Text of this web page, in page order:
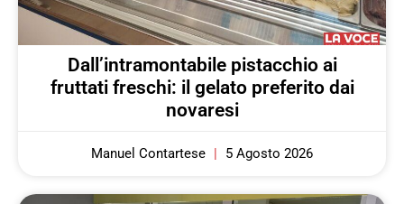
Dall’intramontabile pistacchio ai
fruttati freschi: il gelato preferito dai
novaresi
Manuel Contartese 5 Agosto 2026